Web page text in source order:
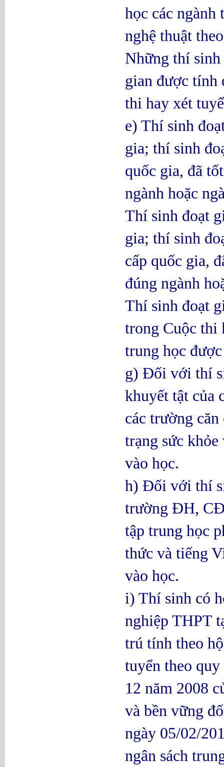
học các
nghệ thuật
Những thí
gian được tính
thi hay xét
e) Thí sinh
gia; thí sinh
quốc gia, đã
ngành hoặc
Thí sinh đoạt
gia; thí sinh
cấp quốc gia,
đúng ngành
Thí sinh đoạt
trong Cuộc thi
trung học
g) Đối với thí
khuyết tật của
các trường
trạng sức khỏe
vào học.
h) Đối với thí
trường ĐH, CĐ
tập trung học
thức và tiếng
vào học.
i) Thí sinh có
nghiệp THPT
trú tính theo
tuyển theo
12 năm 2008
và bền vững
ngày 05/02/
ngân sách